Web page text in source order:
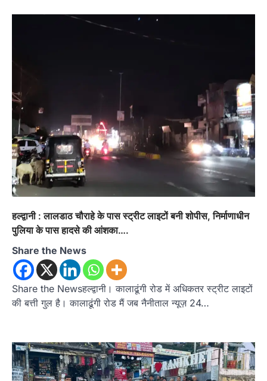
हल्द्वानी : लालडाठ चौराहे के पास स्ट्रीट लाइटों बनी शोपीस, निर्माणाधीन
पुलिया के पास हादसे की आंशका….
Share the News
Share the Newsहल्द्वानी। कालाढूंगी रोड में अधिकतर स्ट्रीट लाइटों
की बत्ती गुल है। कालाढूंगी रोड मैं जब नैनीताल न्यूज़ 24…
2
उत्तराखण्ड
हल्द्वानी में खड़गे का हुंकार, नौकरियों से लेकर
संविधान और भ्रष्टाचार तक भाजपा को घेरा
Admin
हल्द्वानी में आयोजित विजय शंखनाद रैली को संबोधित करते
हुए कांग्रेस के राष्ट्रीय अध्यक्ष मल्लिकार्जुन…
3
खड़गे की रैली से पहले हल्द्वानी में सियासी
घमासान, एसएसपी कार्यालय में धरने पर बैठे
कांग्रेस नेता
Admin
4
अल्मोड़ा उत्तराखण्ड कुमाऊं ख़बरें धार्मिक
मानिला देवी मंदिर में श्रीमद्भागवत कथा के चतुर्थ
दिवस धूमधाम से मनाया गया श्रीकृष्ण जन्मोत्सव,
रानीखेत। मानिला देवी मंदिर, कमराड़/विनायक क्षेत्र में
आयोजित श्रीमद्भागवत कथा के चतुर्थ दिवस गुरुवार को…